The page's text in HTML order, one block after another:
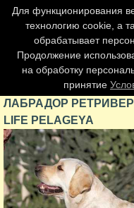
Главная страница
Обновления сайта
Контакты
Персоналии
Форум
ЛАБРАДОР РЕТРИВЕР
LIFE PELAGEYA
Для функционирования
технологию cookie, а
обрабатывает
Продолжение
на обработку
принятие